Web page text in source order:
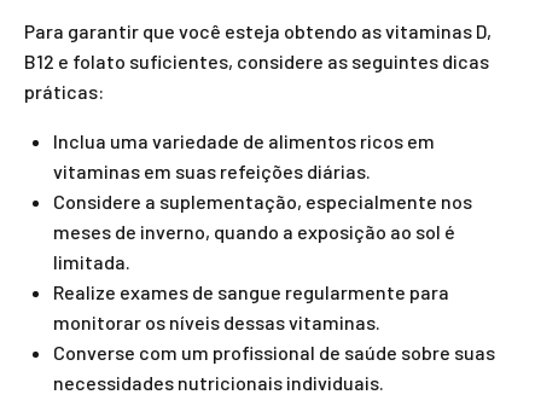
Para garantir que você esteja obtendo as vitaminas D,
B12 e folato suficientes, considere as seguintes dicas
práticas:
Inclua uma variedade de alimentos ricos em
vitaminas em suas refeições diárias.
Considere a suplementação, especialmente nos
meses de inverno, quando a exposição ao sol é
limitada.
Realize exames de sangue regularmente para
monitorar os níveis dessas vitaminas.
Converse com um profissional de saúde sobre suas
necessidades nutricionais individuais.